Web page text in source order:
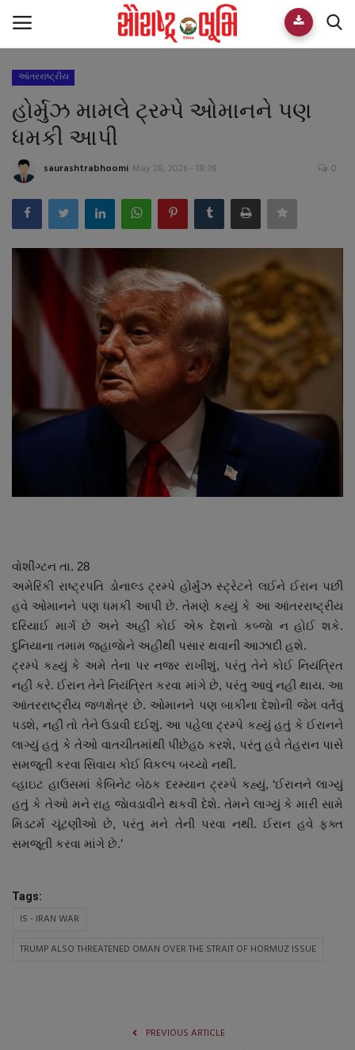
Home
E-paper
Videos
Who We Are
Live TV
Guest Author
About Author
Contact
ગુજરાત
જુનાગઢ
Support US
બજારના સમાચાર
નાણાંકીય સમાચાર
સ્થાનિક સમાચાર
સ્પોર્ટ્સ
રાશિફળ
ગુનાખોરી
આંતરરાષ્ટ્રીય
હોર્મુઝ મામલે ટ્રમ્પે ઓમાનને પણ
ધમકી આપી
saurashtrabhoomi May 28, 2026 - 18:38 0
વોશીંગ્ટન તા. 28
અમેરિકી રાષ્ટ્રપતિ ડોનાલ્ડ ટ્રમ્પે હોર્મુઝ સ્ટ્રેટને લઈને ઈરાન પછી
હવે ઓમાનને પણ ધમકી આપી છે. તેમણે કહ્યું કે આ આંતરરાષ્ટ્રીય
દરિયાઈ માર્ગ છે અને અહીં કોઈ એક દેશનો કબ્જાે ન હોઈ શકે.
દુનિયાના તમામ જહાજાેને અહીંથી પસાર થવાની આઝાદી હશે.
ટ્રમ્પે કહ્યું કે અમે તેના પર નજર રાખીશું, પરંતુ તેને કોઈ નિયંત્રિત
નહીં કરે. ઈરાન તેને નિયંત્રિત કરવા માંગે છે, પરંતુ આવું નહીં થાય. આ
આંતરરાષ્ટ્રીય જળક્ષેત્ર છે. ઓમાનને પણ બાકીના દેશોની જેમ વર્તવું
પડશે, નહીં તો તેને ઉડાવી દઈશું. આ પહેલા ટ્રમ્પે કહ્યું હતું કે ઈરાનને
લાગ્યું હતું કે તેઓ વાતચીતમાંથી પીછેહઠ કરશે, પરંતુ હવે તેહરાન પાસે
સમજૂતી કરવા સિવાય કોઈ વિકલ્પ બચ્યો નથી.
વ્હાઇટ હાઉસમાં કેબિનેટ બેઠક દરમ્યાન ટ્રમ્પે કહ્યું, ‘ઈરાનને લાગ્યું
હતું કે તેઓ મને રાહ જાેવડાવીને થકવી દેશે. તેમને લાગ્યું કે મારી સામે
મિડટર્મ ચૂંટણીઓ છે, પરંતુ મને તેની પરવા નથી. ઈરાન હવે ફક્ત
સમજૂતી કરવા માંગે છે.’
Tags:
IS - IRAN WAR
TRUMP ALSO THREATENED OMAN OVER THE STRAIT OF HORMUZ ISSUE
PREVIOUS ARTICLE